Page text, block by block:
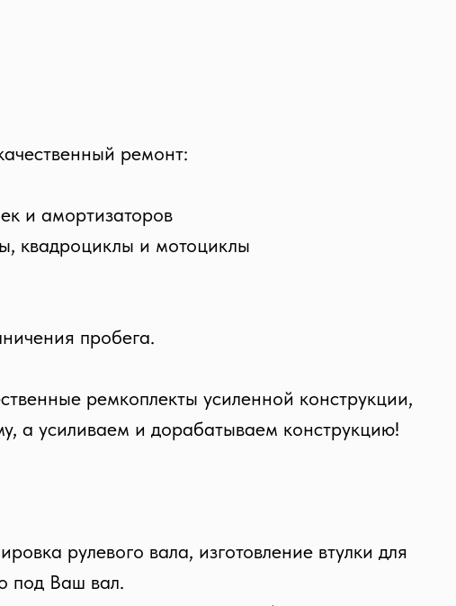
ремонт:
и амортизаторов
квадроциклы и мотоциклы
пробега.
ремкоплекты усиленной конструкции,
а усиливаем и дорабатываем конструкцию!
рулевого вала, изготовление втулки для
под Ваш вал.